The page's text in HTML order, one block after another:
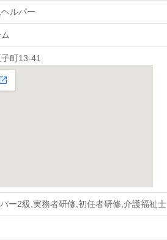
ルパー
町13-41
ー2級,実務者研修,初任者研修,介護福祉士